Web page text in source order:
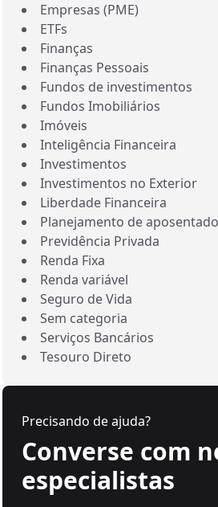
Empresas (PME)
ETFs
Finanças
Finanças Pessoais
Fundos de investimentos
Fundos Imobiliários
Imóveis
Inteligência Financeira
Investimentos
Investimentos no Exterior
Liberdade Financeira
Planejamento de
Previdência Privada
Renda Fixa
Renda variável
Seguro de Vida
Sem categoria
Serviços Bancários
Tesouro Direto
Precisando de ajuda?
Converse com
especialistas